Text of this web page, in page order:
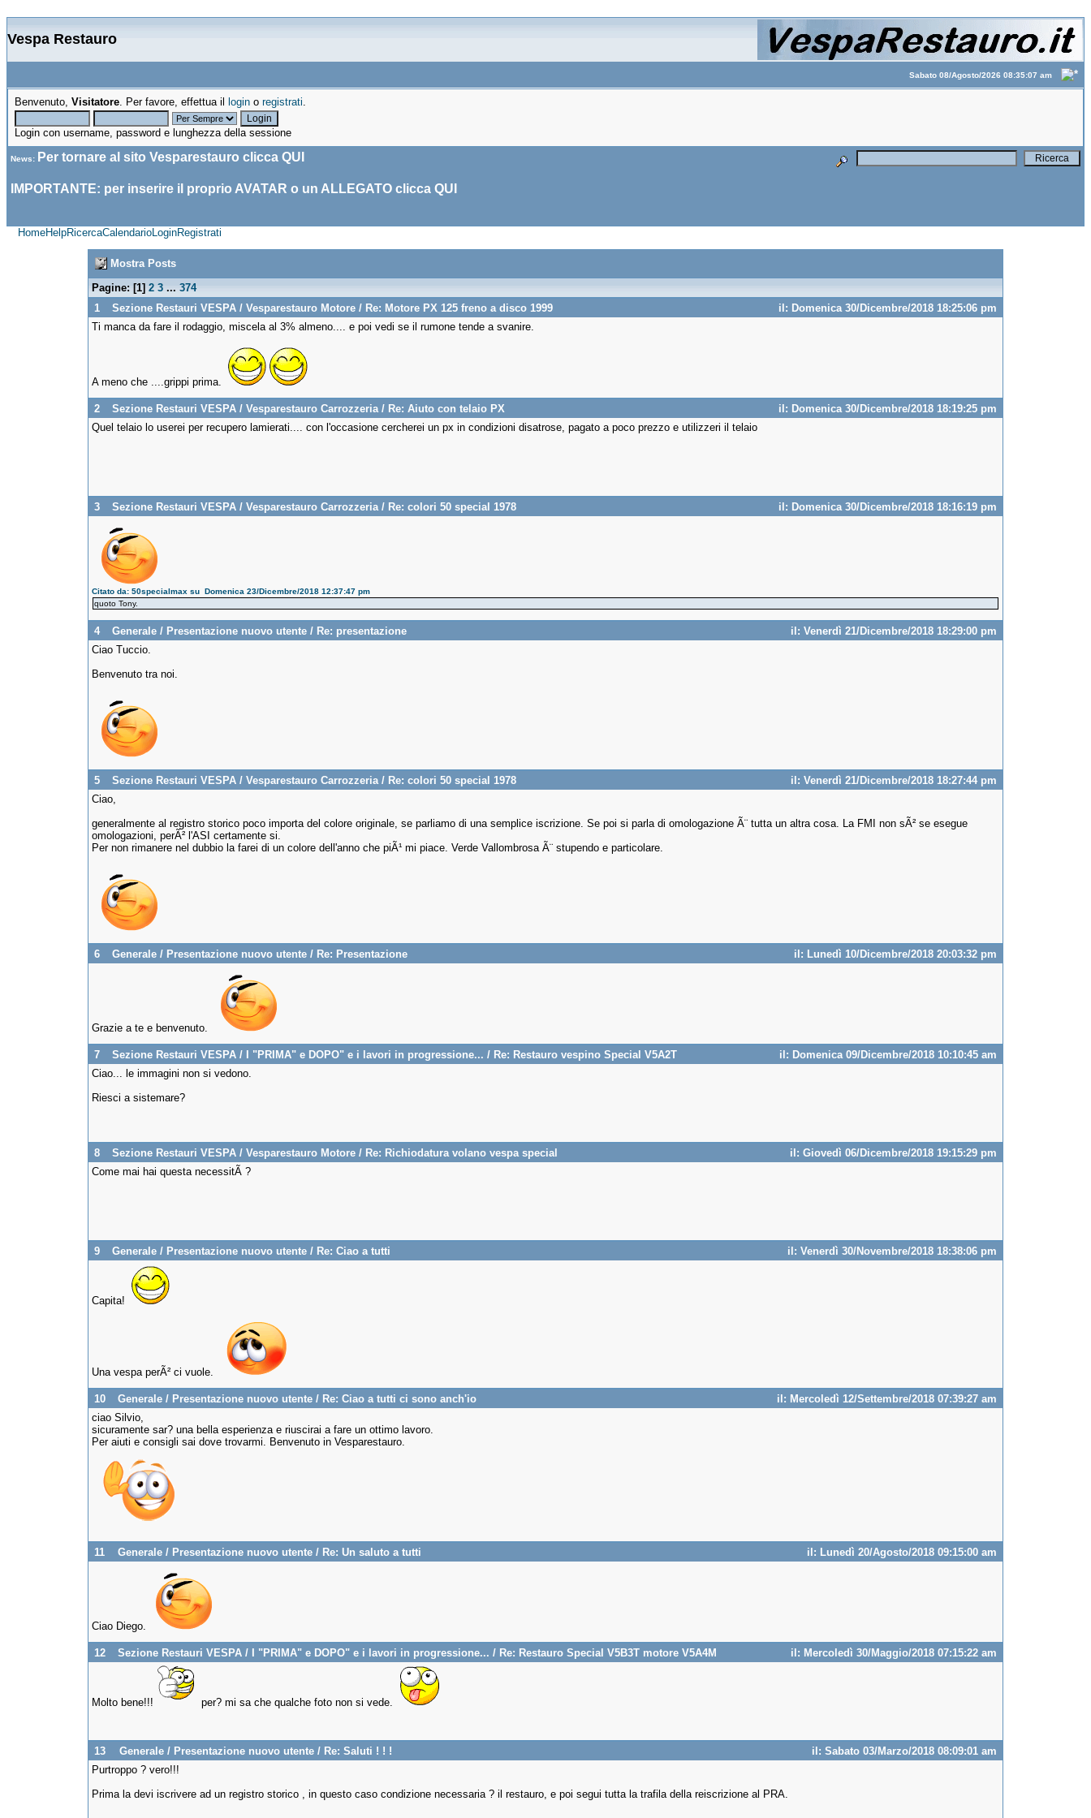
Vespa Restauro
Sabato 08/Agosto/2026 08:35:07 am
Benvenuto, Visitatore. Per favore, effettua il login o registrati.
Login con username, password e lunghezza della sessione
News: Per tornare al sito Vesparestauro clicca QUI
IMPORTANTE: per inserire il proprio AVATAR o un ALLEGATO clicca QUI
HomeHelpRicercaCalendarioLoginRegistrati
Mostra Posts
Pagine: [1] 2 3 ... 374
1
Sezione Restauri VESPA / Vesparestauro Motore / Re: Motore PX 125 freno a disco 1999
il: Domenica 30/Dicembre/2018 18:25:06 pm
Ti manca da fare il rodaggio, miscela al 3% almeno.... e poi vedi se il rumone tende a svanire.
A meno che ....grippi prima.
2 Sezione Restauri VESPA / Vesparestauro Carrozzeria / Re: Aiuto con telaio PX
il: Domenica 30/Dicembre/2018 18:19:25 pm
Quel telaio lo userei per recupero lamierati.... con l'occasione cercherei un px in condizioni disatrose, pagato a poco prezzo e utilizzeri il telaio
3 Sezione Restauri VESPA / Vesparestauro Carrozzeria / Re: colori 50 special 1978 il: Domenica 30/Dicembre/2018 18:16:19 pm
Citato da: 50specialmax su Domenica 23/Dicembre/2018 12:37:47 pm
quoto Tony.
4 Generale / Presentazione nuovo utente / Re: presentazione
il: Venerdì 21/Dicembre/2018 18:29:00 pm
Ciao Tuccio.
Benvenuto tra noi.
5 Sezione Restauri VESPA / Vesparestauro Carrozzeria / Re: colori 50 special 1978
il: Venerdì 21/Dicembre/2018 18:27:44 pm
Ciao,
generalmente al registro storico poco importa del colore originale, se parliamo di una semplice iscrizione. Se poi si parla di omologazione Ã¨ tutta un altra cosa. La FMI non sÃ² se esegue
omologazioni, perÃ² l'ASI certamente si.
Per non rimanere nel dubbio la farei di un colore dell'anno che piÃ¹ mi piace. Verde Vallombrosa Ã¨ stupendo e particolare.
6 Generale / Presentazione nuovo utente / Re: Presentazione il: Lunedì 10/Dicembre/2018 20:03:32 pm
Grazie a te e benvenuto.
7 Sezione Restauri VESPA / I "PRIMA" e DOPO" e i lavori in progressione... / Re: Restauro vespino Special V5A2T
il: Domenica 09/Dicembre/2018 10:10:45 am
Ciao... le immagini non si vedono.
Riesci a sistemare?
8 Sezione Restauri VESPA / Vesparestauro Motore / Re: Richiodatura volano vespa special
il: Giovedì 06/Dicembre/2018 19:15:29 pm
Come mai hai questa necessitÃ ?
9 Generale / Presentazione nuovo utente / Re: Ciao a tutti il: Venerdì 30/Novembre/2018 18:38:06 pm
Capita!
Una vespa perÃ² ci vuole.
10 Generale / Presentazione nuovo utente / Re: Ciao a tutti ci sono anch'io
il: Mercoledì 12/Settembre/2018 07:39:27 am
ciao Silvio,
sicuramente sar? una bella esperienza e riuscirai a fare un ottimo lavoro.
Per aiuti e consigli sai dove trovarmi. Benvenuto in Vesparestauro.
11 Generale / Presentazione nuovo utente / Re: Un saluto a tutti il: Lunedì 20/Agosto/2018 09:15:00 am
Ciao Diego.
12 Sezione Restauri VESPA / I "PRIMA" e DOPO" e i lavori in progressione... / Re: Restauro Special V5B3T motore V5A4M il: Mercoledì 30/Maggio/2018 07:15:22 am
Molto bene!!! per? mi sa che qualche foto non si vede.
13 Generale / Presentazione nuovo utente / Re: Saluti ! ! !
il: Sabato 03/Marzo/2018 08:09:01 am
Purtroppo ? vero!!!
Prima la devi iscrivere ad un registro storico , in questo caso condizione necessaria ? il restauro, e poi segui tutta la trafila della reiscrizione al PRA.